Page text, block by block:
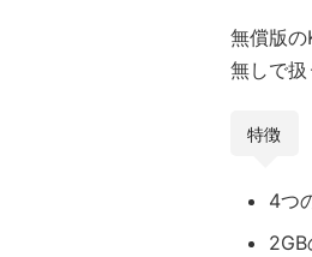
無償版
無しで扱
特徴
4つ
2GB